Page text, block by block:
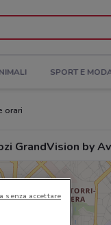
SPORT E
orari
GrandVision by
senza accettare